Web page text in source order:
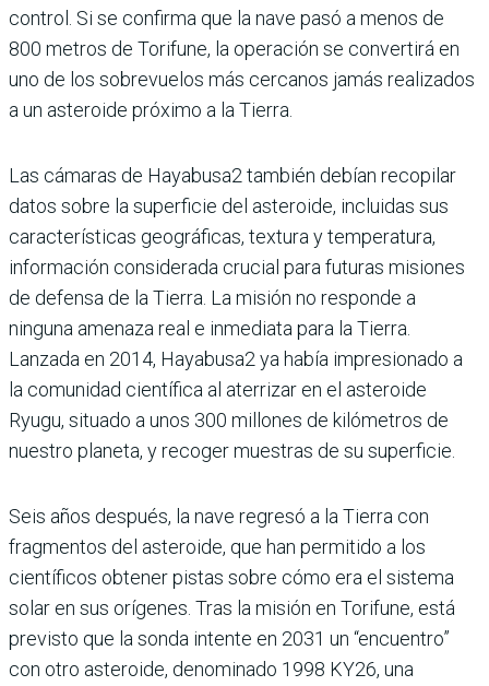
control. Si se confirma que la nave pasó a menos de
800 metros de Torifune, la operación se convertirá en
uno de los sobrevuelos más cercanos jamás realizados
a un asteroide próximo a la Tierra.
Las cámaras de Hayabusa2 también debían recopilar
datos sobre la superficie del asteroide, incluidas sus
características geográficas, textura y temperatura,
información considerada crucial para futuras misiones
de defensa de la Tierra. La misión no responde a
ninguna amenaza real e inmediata para la Tierra.
Lanzada en 2014, Hayabusa2 ya había impresionado a
la comunidad científica al aterrizar en el asteroide
Ryugu, situado a unos 300 millones de kilómetros de
nuestro planeta, y recoger muestras de su superficie.
Seis años después, la nave regresó a la Tierra con
fragmentos del asteroide, que han permitido a los
científicos obtener pistas sobre cómo era el sistema
solar en sus orígenes. Tras la misión en Torifune, está
previsto que la sonda intente en 2031 un “encuentro”
con otro asteroide, denominado 1998 KY26, una